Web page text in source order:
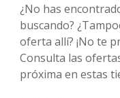
¿No has
buscando?
oferta allí? ¡No te
Consulta las
próxima en estas